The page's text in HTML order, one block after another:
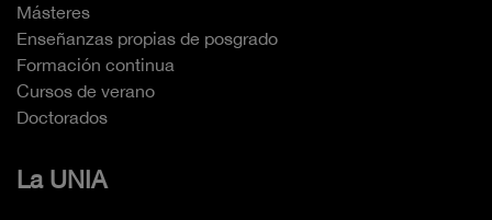
Másteres
Enseñanzas propias de posgrado
Formación continua
Cursos de verano
Doctorados
La UNIA